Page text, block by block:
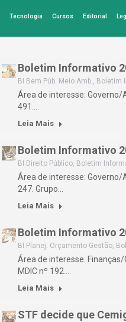
Tecnologia Cursos Editorial
Boletim Informativo
BI Bem Púb. Meio Amb., Boletim
Área de interesse:
491.…
Leia Mais
Boletim Informativo
BI Direito Público, Boletim
Área de interesse: Governo/
247. Grupo…
Leia Mais
Boletim Informativo
BI Planej. Orçamento Gestão,
Área de interesse:
MDIC nº 192.…
Leia Mais
STF decide que